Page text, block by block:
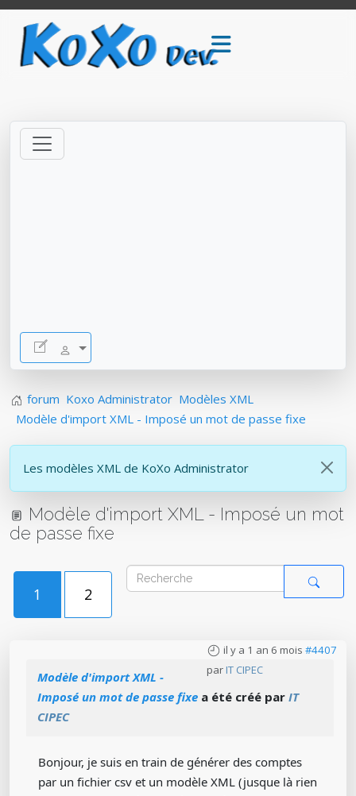
forum Koxo Administrator Modèles XML
Modèle d'import XML - Imposé un mot de passe fixe
Les modèles XML de KoXo Administrator
Modèle d'import XML - Imposé un mot
de passe fixe
1 2
il y a 1 an 6 mois #4407
par IT CIPEC
Modèle d'import XML -
Imposé un mot de passe fixe a été créé par IT
CIPEC
Bonjour, je suis en train de générer des comptes
par un fichier csv et un modèle XML (jusque là rien